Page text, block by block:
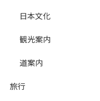
日本文化
観光案内
道案内
旅行